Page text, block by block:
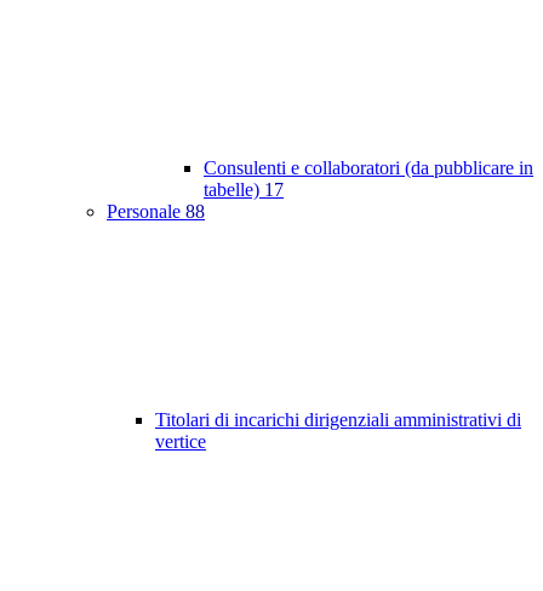
Consulenti e collaboratori (da pubblicare in
tabelle) 17
Personale 88
Titolari di incarichi dirigenziali amministrativi di
vertice